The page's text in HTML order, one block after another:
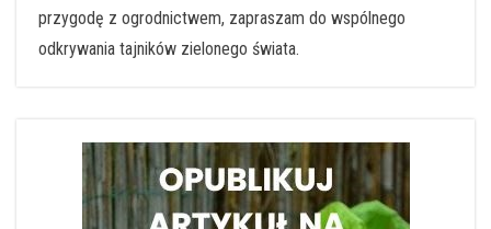
przygodę z ogrodnictwem, zapraszam do wspólnego
odkrywania tajników zielonego świata.